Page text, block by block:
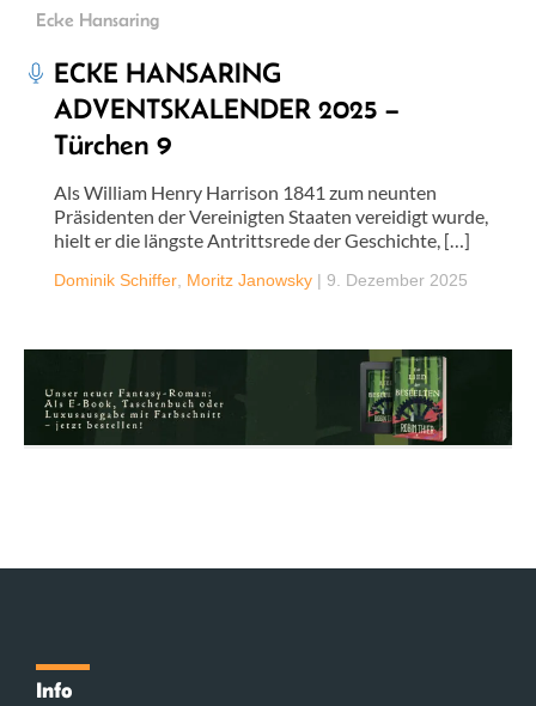
Ecke Hansaring
ECKE HANSARING
ADVENTSKALENDER 2025 –
Türchen 9
Als William Henry Harrison 1841 zum neunten
Präsidenten der Vereinigten Staaten vereidigt wurde,
hielt er die längste Antrittsrede der Geschichte, […]
Dominik Schiffer Moritz Janowsky | 9. Dezember 2025
Info